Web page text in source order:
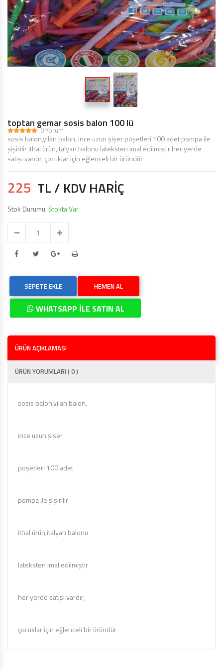
BALON ŞIŞIRME MAKINALARI
ŞEKILLI BALONLAR
ÖZEL BASKILI BALON
IŞIKLI BALON,LED IŞIKLI BALON
toptan gemar sosis balon 100 lü
0 Yorum
sosis balon,yılan balon, ince uzun şişer poşetleri 100 adet pompa ile
şişirilir ithal ürün,italyan balonu lateksten imal edilmiştir her yerde
satışı vardır, çocuklar için eğlenceli bir üründür
225 TL / KDV HARİÇ
Stok Durumu: Stokta Var
SEPETE EKLE HEMEN AL
WHATSAPP İLE SATIN AL
ÜRÜN AÇIKLAMASI
ÜRÜN YORUMLARI ( 0 )
sosis balon,yılan balon,
ince uzun şişer
poşetleri 100 adet
pompa ile şişirilir
ithal ürün,italyan balonu
lateksten imal edilmiştir
her yerde satışı vardır,
çocuklar için eğlenceli bir üründür